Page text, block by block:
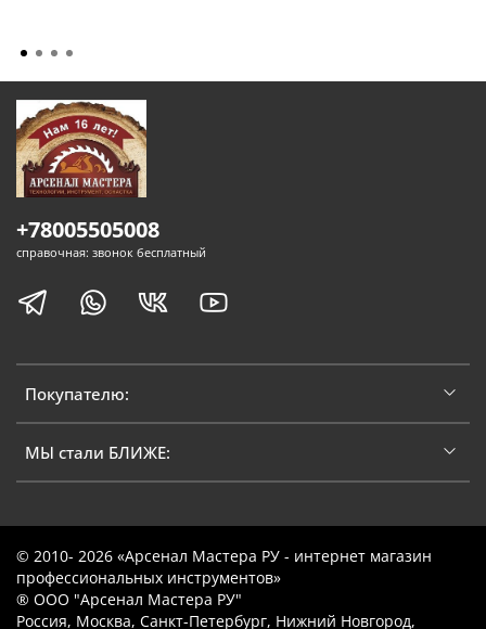
Покупателю:
МЫ стали БЛИЖЕ:
+78005505008
справочная: звонок бесплатный
© 2010- 2026 «Арсенал Мастера РУ - интернет магазин
профессиональных инструментов»
® ООО "Арсенал Мастера РУ"
Россия, Москва, Санкт-Петербург, Нижний Новгород,